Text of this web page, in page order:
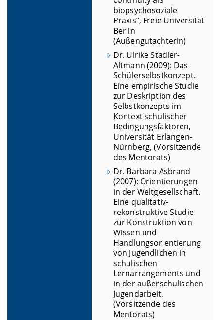
biopsychosoziale
Praxis“, Freie Universität
Berlin
(Außengutachterin)
Dr. Ulrike Stadler-
Altmann (2009): Das
Schülerselbstkonzept.
Eine empirische Studie
zur Deskription des
Selbstkonzepts im
Kontext schulischer
Bedingungsfaktoren,
Universität Erlangen-
Nürnberg, (Vorsitzende
des Mentorats)
Dr. Barbara Asbrand
(2007): Orientierungen
in der Weltgesellschaft.
Eine qualitativ-
rekonstruktive Studie
zur Konstruktion von
Wissen und
Handlungsorientierung
von Jugendlichen in
schulischen
Lernarrangements und
in der außerschulischen
Jugendarbeit.
(Vorsitzende des
Mentorats)